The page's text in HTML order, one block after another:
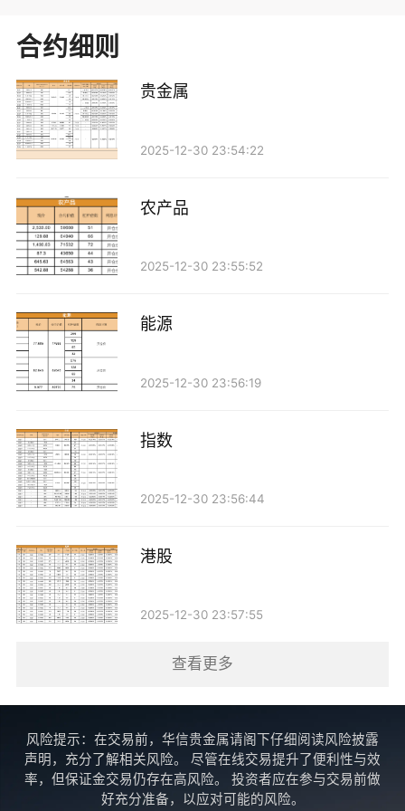
合约细则
贵金属
2025-12-30 23:54:22
农产品
2025-12-30 23:55:52
能源
2025-12-30 23:56:19
指数
2025-12-30 23:56:44
港股
2025-12-30 23:57:55
查看更多
风险提示：在交易前，华信贵金属请阁下仔细阅读风险披露
声明，充分了解相关风险。 尽管在线交易提升了便利性与效
率，但保证金交易仍存在高风险。 投资者应在参与交易前做
好充分准备，以应对可能的风险。